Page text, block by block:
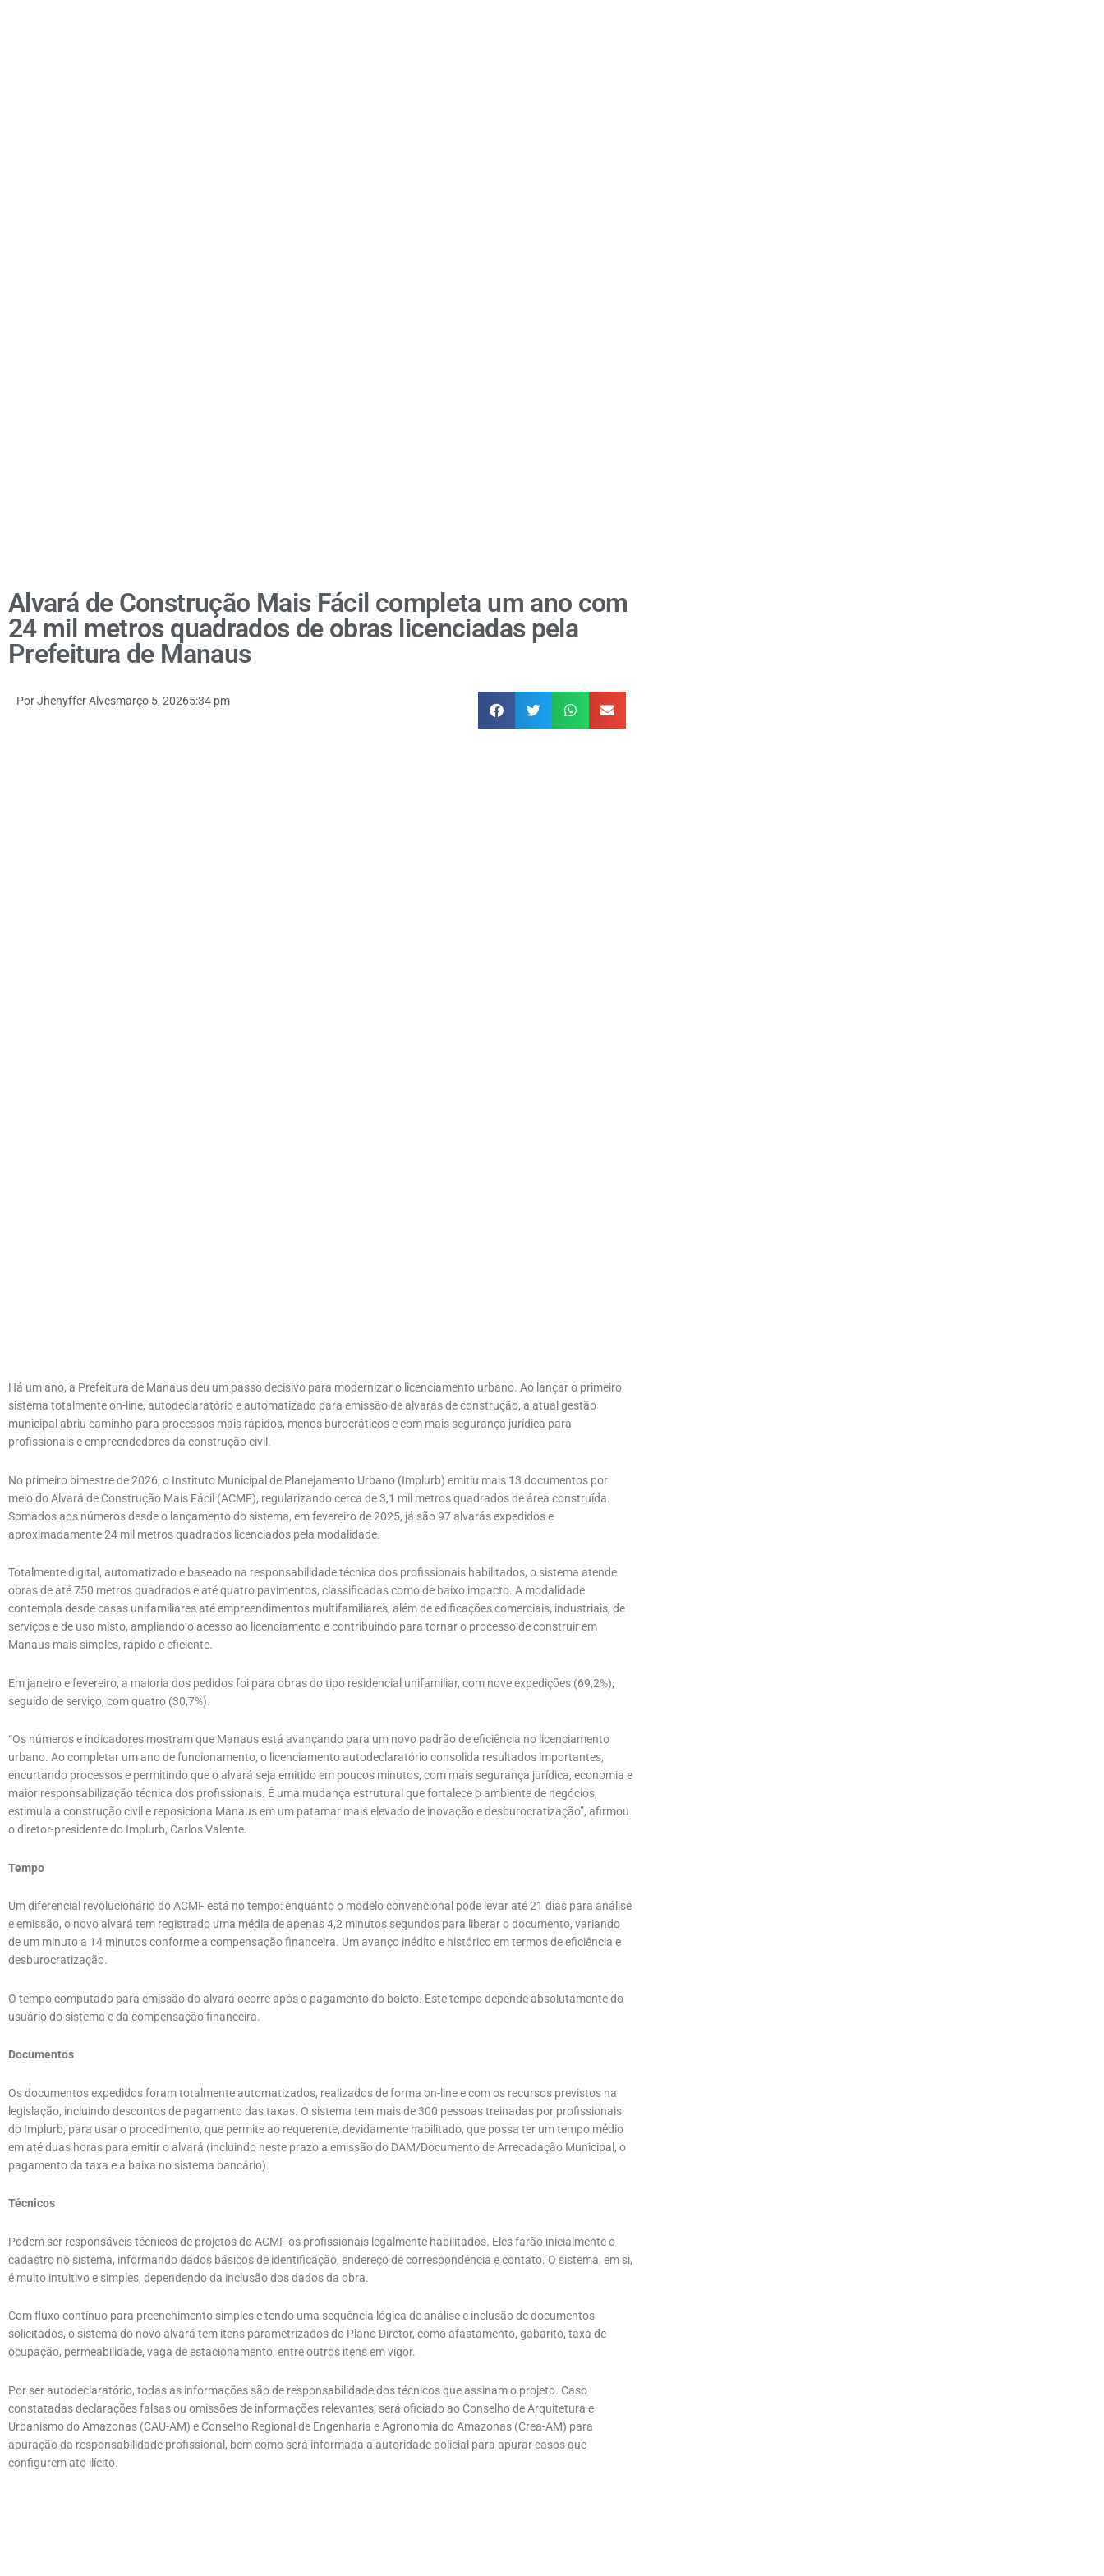
Alvará de Construção Mais Fácil completa um ano com
24 mil metros quadrados de obras licenciadas pela
Prefeitura de Manaus
PorJhenyffer Alvesmarço 5, 20265:34 pm
Há um ano, a Prefeitura de Manaus deu um passo decisivo para modernizar o licenciamento urbano. Ao lançar o primeiro
sistema totalmente on-line, autodeclaratório e automatizado para emissão de alvarás de construção, a atual gestão
municipal abriu caminho para processos mais rápidos, menos burocráticos e com mais segurança jurídica para
profissionais e empreendedores da construção civil.
No primeiro bimestre de 2026, o Instituto Municipal de Planejamento Urbano (Implurb) emitiu mais 13 documentos por
meio do Alvará de Construção Mais Fácil (ACMF), regularizando cerca de 3,1 mil metros quadrados de área construída.
Somados aos números desde o lançamento do sistema, em fevereiro de 2025, já são 97 alvarás expedidos e
aproximadamente 24 mil metros quadrados licenciados pela modalidade.
Totalmente digital, automatizado e baseado na responsabilidade técnica dos profissionais habilitados, o sistema atende
obras de até 750 metros quadrados e até quatro pavimentos, classificadas como de baixo impacto. A modalidade
contempla desde casas unifamiliares até empreendimentos multifamiliares, além de edificações comerciais, industriais, de
serviços e de uso misto, ampliando o acesso ao licenciamento e contribuindo para tornar o processo de construir em
Manaus mais simples, rápido e eficiente.
Em janeiro e fevereiro, a maioria dos pedidos foi para obras do tipo residencial unifamiliar, com nove expedições (69,2%),
seguido de serviço, com quatro (30,7%).
“Os números e indicadores mostram que Manaus está avançando para um novo padrão de eficiência no licenciamento
urbano. Ao completar um ano de funcionamento, o licenciamento autodeclaratório consolida resultados importantes,
encurtando processos e permitindo que o alvará seja emitido em poucos minutos, com mais segurança jurídica, economia e
maior responsabilização técnica dos profissionais. É uma mudança estrutural que fortalece o ambiente de negócios,
estimula a construção civil e reposiciona Manaus em um patamar mais elevado de inovação e desburocratização”, afirmou
o diretor-presidente do Implurb, Carlos Valente.
Tempo
Um diferencial revolucionário do ACMF está no tempo: enquanto o modelo convencional pode levar até 21 dias para análise
e emissão, o novo alvará tem registrado uma média de apenas 4,2 minutos segundos para liberar o documento, variando
de um minuto a 14 minutos conforme a compensação financeira. Um avanço inédito e histórico em termos de eficiência e
desburocratização.
O tempo computado para emissão do alvará ocorre após o pagamento do boleto. Este tempo depende absolutamente do
usuário do sistema e da compensação financeira.
Documentos
Os documentos expedidos foram totalmente automatizados, realizados de forma on-line e com os recursos previstos na
legislação, incluindo descontos de pagamento das taxas. O sistema tem mais de 300 pessoas treinadas por profissionais
do Implurb, para usar o procedimento, que permite ao requerente, devidamente habilitado, que possa ter um tempo médio
em até duas horas para emitir o alvará (incluindo neste prazo a emissão do DAM/Documento de Arrecadação Municipal, o
pagamento da taxa e a baixa no sistema bancário).
Técnicos
Podem ser responsáveis técnicos de projetos do ACMF os profissionais legalmente habilitados. Eles farão inicialmente o
cadastro no sistema, informando dados básicos de identificação, endereço de correspondência e contato. O sistema, em si,
é muito intuitivo e simples, dependendo da inclusão dos dados da obra.
Com fluxo contínuo para preenchimento simples e tendo uma sequência lógica de análise e inclusão de documentos
solicitados, o sistema do novo alvará tem itens parametrizados do Plano Diretor, como afastamento, gabarito, taxa de
ocupação, permeabilidade, vaga de estacionamento, entre outros itens em vigor.
Por ser autodeclaratório, todas as informações são de responsabilidade dos técnicos que assinam o projeto. Caso
constatadas declarações falsas ou omissões de informações relevantes, será oficiado ao Conselho de Arquitetura e
Urbanismo do Amazonas (CAU-AM) e Conselho Regional de Engenharia e Agronomia do Amazonas (Crea-AM) para
apuração da responsabilidade profissional, bem como será informada a autoridade policial para apurar casos que
configurem ato ilícito.